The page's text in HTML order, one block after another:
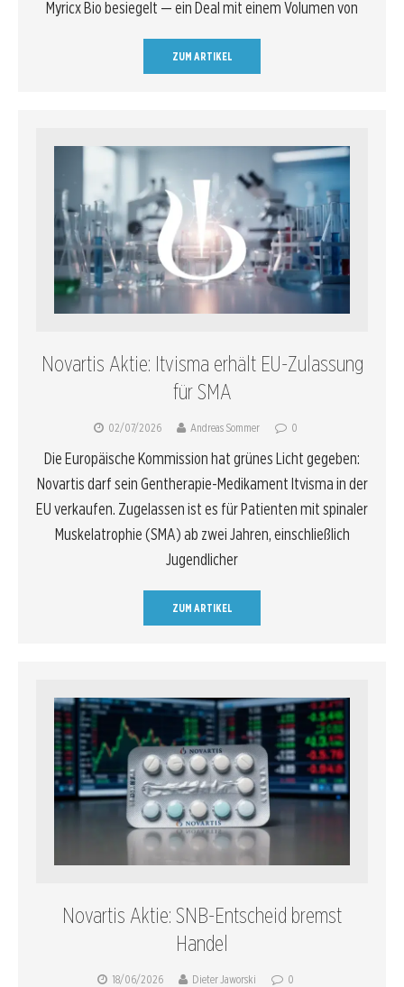
Myricx Bio besiegelt — ein Deal mit einem Volumen von
ZUM ARTIKEL
Novartis Aktie: Itvisma erhält EU-Zulassung
für SMA
02/07/2026 Andreas Sommer 0
Die Europäische Kommission hat grünes Licht gegeben:
Novartis darf sein Gentherapie-Medikament Itvisma in der
EU verkaufen. Zugelassen ist es für Patienten mit spinaler
Muskelatrophie (SMA) ab zwei Jahren, einschließlich
Jugendlicher
ZUM ARTIKEL
Novartis Aktie: SNB-Entscheid bremst
Handel
18/06/2026 Dieter Jaworski 0